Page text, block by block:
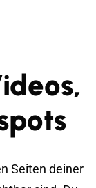
Seiten deiner